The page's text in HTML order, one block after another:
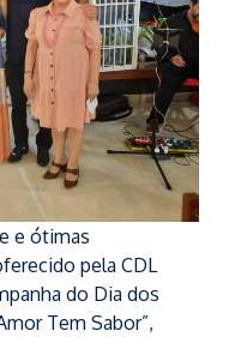
e ótimas
pela CDL
do Dia dos
Tem Sabor”,